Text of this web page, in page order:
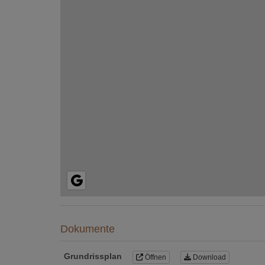
Dokumente
Grundrissplan Öffnen Download